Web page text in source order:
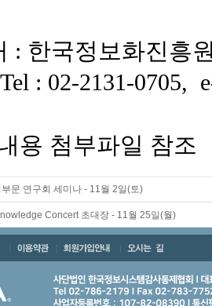
: 한국정보화진흥
: 02-2131-0705,
용 첨부파일 참조
문 연구회 세미나 - 11월 2일(토)
Concert 초대장 - 11월 25일(월)